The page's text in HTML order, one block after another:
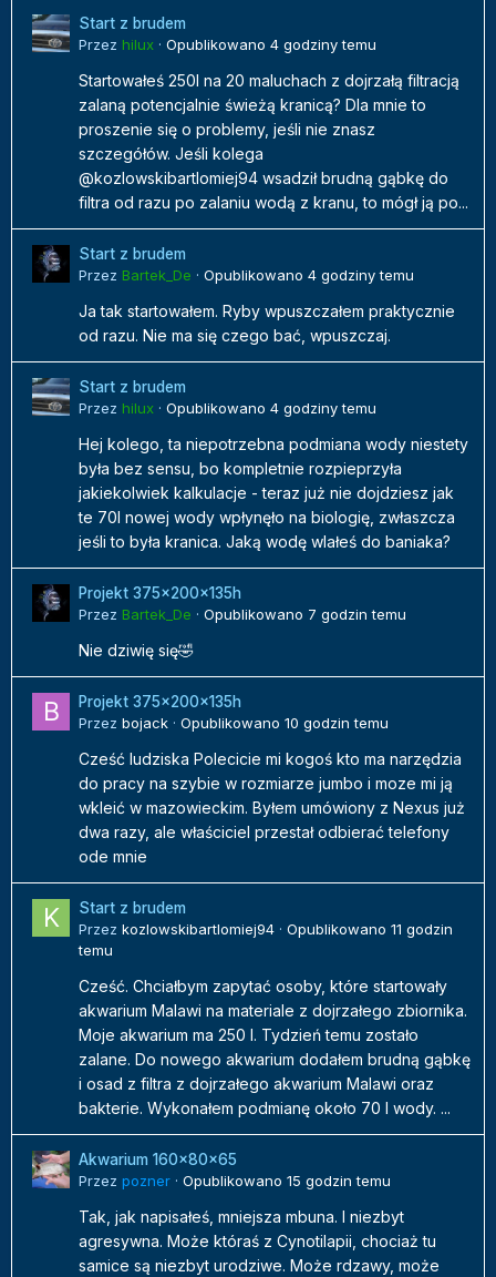
Start z brudem
Przez hilux · Opublikowano 4 godziny temu
Startowałeś 250l na 20 maluchach z dojrzałą filtracją
zalaną potencjalnie świeżą kranicą? Dla mnie to
proszenie się o problemy, jeśli nie znasz
szczegółów. Jeśli kolega
@kozlowskibartlomiej94 wsadził brudną gąbkę do
filtra od razu po zalaniu wodą z kranu, to mógł ją po...
Start z brudem
Przez Bartek_De · Opublikowano 4 godziny temu
Ja tak startowałem. Ryby wpuszczałem praktycznie
od razu. Nie ma się czego bać, wpuszczaj.
Start z brudem
Przez hilux · Opublikowano 4 godziny temu
Hej kolego, ta niepotrzebna podmiana wody niestety
była bez sensu, bo kompletnie rozpieprzyła
jakiekolwiek kalkulacje - teraz już nie dojdziesz jak
te 70l nowej wody wpłynęło na biologię, zwłaszcza
jeśli to była kranica. Jaką wodę wlałeś do baniaka?
Projekt 375x200x135h
Przez Bartek_De · Opublikowano 7 godzin temu
Nie dziwię się🤣
Projekt 375x200x135h
Przez bojack · Opublikowano 10 godzin temu
Cześć ludziska Polecicie mi kogoś kto ma narzędzia
do pracy na szybie w rozmiarze jumbo i moze mi ją
wkleić w mazowieckim. Byłem umówiony z Nexus już
dwa razy, ale właściciel przestał odbierać telefony
ode mnie
Start z brudem
Przez kozlowskibartlomiej94 · Opublikowano 11 godzin
temu
Cześć. Chciałbym zapytać osoby, które startowały
akwarium Malawi na materiale z dojrzałego zbiornika.
Moje akwarium ma 250 l. Tydzień temu zostało
zalane. Do nowego akwarium dodałem brudną gąbkę
i osad z filtra z dojrzałego akwarium Malawi oraz
bakterie. Wykonałem podmianę około 70 l wody. ...
Akwarium 160x80x65
Przez pozner · Opublikowano 15 godzin temu
Tak, jak napisałeś, mniejsza mbuna. I niezbyt
agresywna. Może któraś z Cynotilapii, chociaż tu
samice są niezbyt urodziwe. Może rdzawy, może